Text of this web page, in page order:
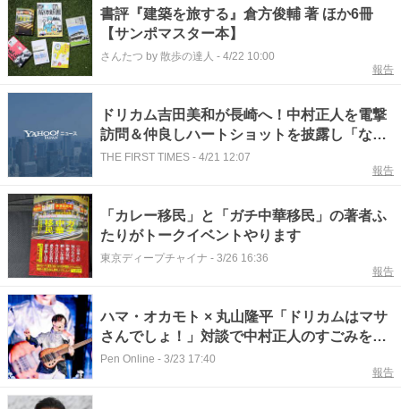
書評『建築を旅する』倉方俊輔 著 ほか6冊
【サンポマスター本】
さんたつ by 散歩の達人 - 4/22 10:00
報告
ドリカム吉田美和が長崎へ！中村正人を電撃
訪問＆仲良しハートショットを披露し「なん
と、美和ちゃんが！」「ほんとびっくり」と
THE FIRST TIMES - 4/21 12:07
報告
「カレー移民」と「ガチ中華移民」の著者ふ
たりがトークイベントやります
東京ディープチャイナ - 3/26 16:36
報告
ハマ・オカモト × 丸山隆平「ドリカムはマサ
さんでしょ！」対談で中村正人のすごみを語
る
Pen Online - 3/23 17:40
報告